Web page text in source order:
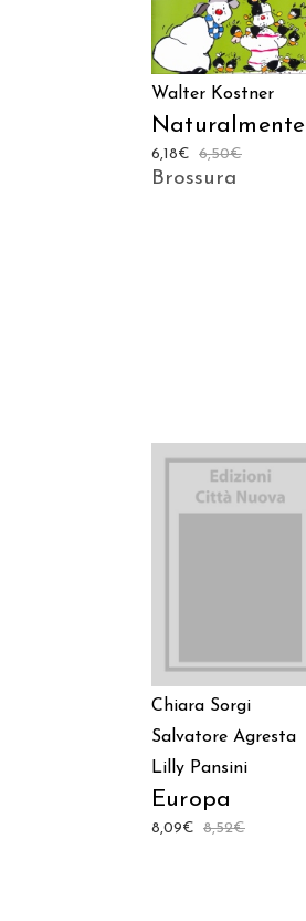
CARRELLO
Walter Kostner
Naturalmente
6,50€
6,18€
Brossura
Chiara Sorgi
Salvatore Agresta
Lilly Pansini
Europa
8,52€
8,09€